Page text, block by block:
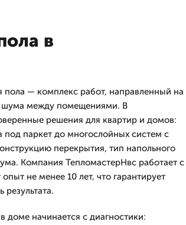
в
— комплекс работ, направленный на
шума между помещениями. В
решения для квартир и домов:
под паркет до многослойных систем с
перекрытия, тип напольного
Компания ТепломастерНвс работает с
не менее 10 лет, что гарантирует
результата.
доме начинается с диагностики: